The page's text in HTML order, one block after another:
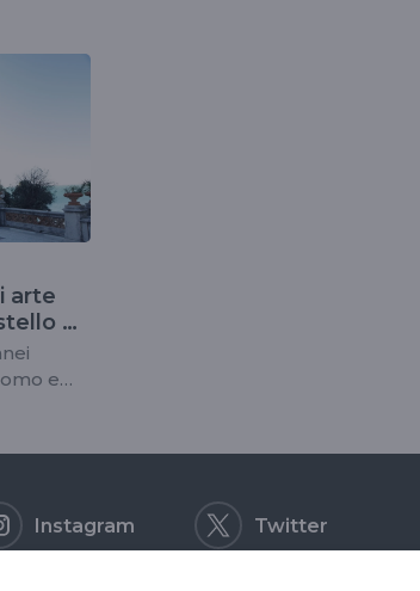
arte
di
e
Instagram Twitter